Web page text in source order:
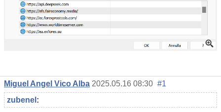
Miguel Angel Vico Alba 2025.05.16 08:30 #1
zubenel :